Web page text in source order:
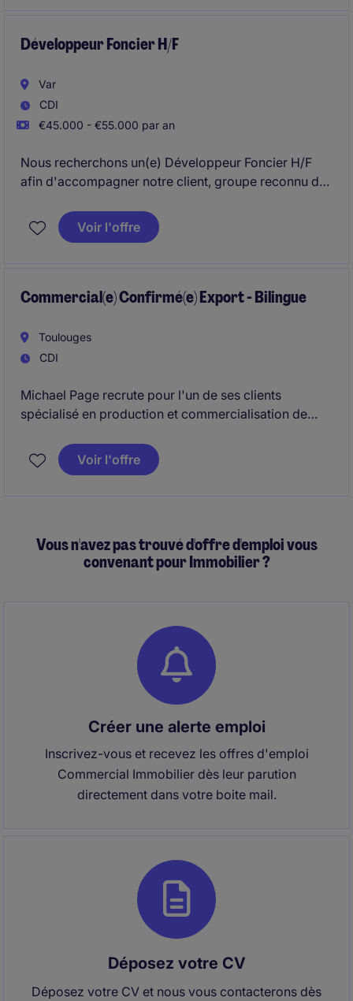
premier plan et d'assurer la croissance durable de
Développeur Foncier H/F
Var
CDI
€45.000 - €55.000 par an
Nous recherchons un(e) Développeur Foncier H/F
afin d'accompagner notre client, groupe reconnu de
l'est du Var.Voir l'offre
Commercial(e) Confirmé(e) Export - Bilingue
Toulouges
CDI
Michael Page recrute pour l'un de ses clients
spécialisé en production et commercialisation de
confirmé(e) afin de gérer et développer un
portefeuille de clients internationaux.
Voir l'offre
Vous n'avez pas trouvé d'offre d'emploi vous
convenant pour Immobilier ?
Créer une alerte emploi
Inscrivez-vous et recevez les offres d'emploi
Commercial Immobilier dès leur parution
directement dans votre boite mail.
Déposez votre CV
Déposez votre CV et nous vous contacterons dès